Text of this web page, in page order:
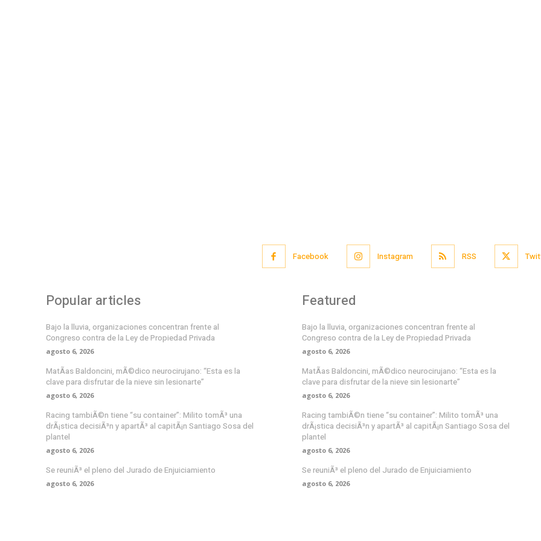
Facebook Instagram RSS
Popular articles
Bajo la lluvia, organizaciones concentran frente al
Congreso contra de la Ley de Propiedad Privada
agosto 6, 2026
MatÃ­as Baldoncini, mÃ©dico neurocirujano: “Esta es la
clave para disfrutar de la nieve sin lesionarte”
agosto 6, 2026
Racing tambiÃ©n tiene “su container”: Milito tomÃ³ una
drÃ¡stica decisiÃ³n y apartÃ³ al capitÃ¡n Santiago Sosa del
plantel
agosto 6, 2026
Se reuniÃ³ el pleno del Jurado de Enjuiciamiento
agosto 6, 2026
Featured
Bajo la lluvia, organizaciones concentran frente al
Congreso contra de la Ley de Propiedad Privada
agosto 6, 2026
MatÃ­as Baldoncini, mÃ©dico neurocirujano: “Esta es la
clave para disfrutar de la nieve sin lesionarte”
agosto 6, 2026
Racing tambiÃ©n tiene “su container”: Milito tomÃ³ una
drÃ¡stica decisiÃ³n y apartÃ³ al capitÃ¡n Santiago Sosa del
plantel
agosto 6, 2026
Se reuniÃ³ el pleno del Jurado de Enjuiciamiento
agosto 6, 2026